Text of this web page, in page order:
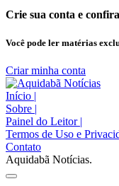
Crie sua conta e
Você pode ler matérias
Criar minha conta
Início |
Sobre |
Painel do Leitor |
Termos de Uso e
Contato
Aquidabã Notícias.